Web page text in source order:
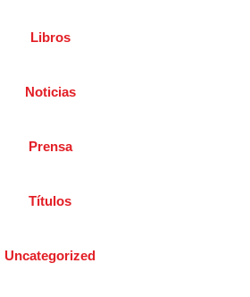
Libros
Noticias
Prensa
Títulos
Uncategorized